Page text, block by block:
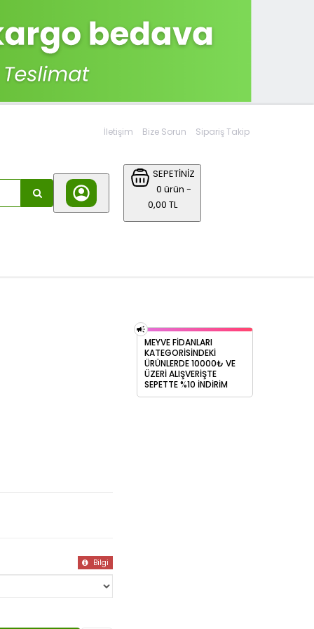
İletişim Bize Sorun Sipariş Takip
SEPETİNİZ
0 ürün -
0,00 TL
Bilgi
MEYVE FİDANLARI
KATEGORİSİNDEKİ
ÜRÜNLERDE 10000₺ VE
ÜZERİ ALIŞVERİŞTE
SEPETTE %10 İNDİRİM